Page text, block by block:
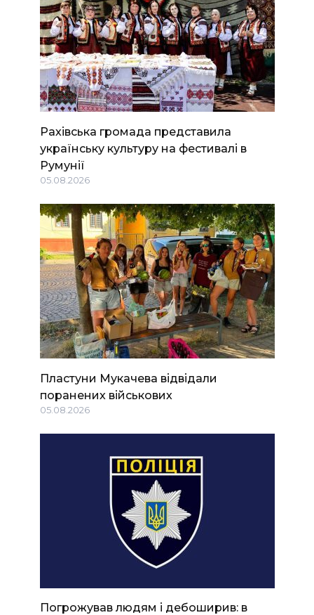
Рахівська громада представила
українську культуру на фестивалі в
Румунії
05.08.2026
Пластуни Мукачева відвідали
поранених військових
05.08.2026
Погрожував людям і дебоширив: в